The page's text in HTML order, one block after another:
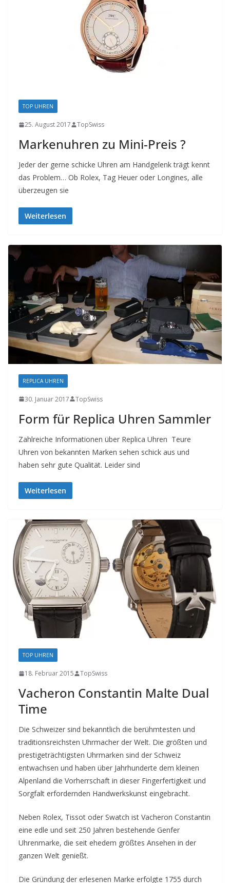
TOP UHREN
25. August 2017 TopSwiss
Markenuhren zu Mini-Preis ?
Jeder der gerne schicke Uhren am Handgelenk trägt kennt
das Problem… Ob Rolex, Tag Heuer oder Longines, alle
überzeugen sie
Weiterlesen
REPLICA UHREN
30. Januar 2017 TopSwiss
Form für Replica Uhren Sammler
Zahlreiche Informationen über Replica Uhren Teure
Uhren von bekannten Marken sehen schick aus und
haben sehr gute Qualität. Leider sind
Weiterlesen
TOP UHREN
18. Februar 2015 TopSwiss
Vacheron Constantin Malte Dual
Time
Die Schweizer sind bekanntlich die berühmtesten und
traditionsreichsten Uhrmacher der Welt. Die größten und
prestigeträchtigsten Uhrmarken sind der Schweiz
entwachsen und haben über Jahrhunderte dem kleinen
Alpenland die Vorherrschaft in dieser Fingerfertigkeit und
Sorgfalt erfordernden Handwerkskunst eingebracht.
Neben Rolex, Tissot oder Swatch ist Vacheron Constantin
eine edle und seit 250 Jahren bestehende Genfer
Uhrenmarke, die seit ehedem größtes Ansehen in der
ganzen Welt genießt.
Die Gründung der erlesenen Marke erfolgte 1755 durch